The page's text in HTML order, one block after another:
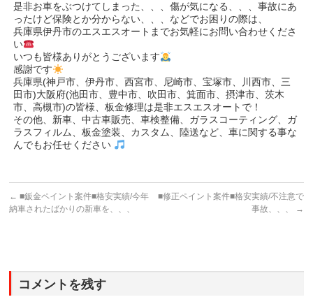
是非お車をぶつけてしまった、、、傷が気になる、、、事故にあ
ったけど保険とか分からない、、、などでお困りの際は、
兵庫県伊丹市のエスエスオートまでお気軽にお問い合わせくださ
い
いつも皆様ありがとうございます
感謝です
兵庫県(神戸市、伊丹市、西宮市、尼崎市、宝塚市、川西市、三
田市)大阪府(池田市、豊中市、吹田市、箕面市、摂津市、茨木
市、高槻市)の皆様、板金修理は是非エスエスオートで！
その他、新車、中古車販売、車検整備、ガラスコーティング、ガ
ラスフィルム、板金塗装、カスタム、陸送など、車に関する事な
んでもお任せください
← ■鈑金ペイント案件■格安実績/今年
納車されたばかりの新車を、、、
■修正ペイント案件■格安実績/不注意で
事故、、、
→
コメントを残す